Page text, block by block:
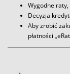
Wygodne
Decyzja
Aby zrobić
płatności